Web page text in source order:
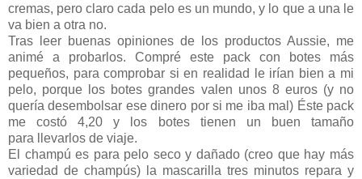
cremas, pero claro cada pelo es un mundo, y lo que a una le
va bien a otra no.
Tras leer buenas opiniones de los productos Aussie, me
animé a probarlos. Compré este pack con botes más
pequeños, para comprobar si en realidad le irían bien a mi
pelo, porque los botes grandes valen unos 8 euros (y no
quería desembolsar ese dinero por si me iba mal) Éste pack
me costó 4,20 y los botes tienen un buen tamaño
para llevarlos de viaje.
El champú es para pelo seco y dañado (creo que hay más
variedad de champús) la mascarilla tres minutos repara y